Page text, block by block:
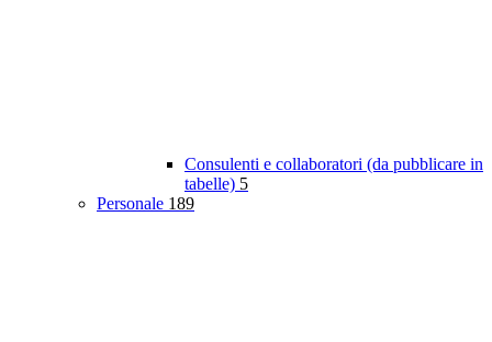
Consulenti e collaboratori (da pubblicare in
tabelle) 5
Personale 189